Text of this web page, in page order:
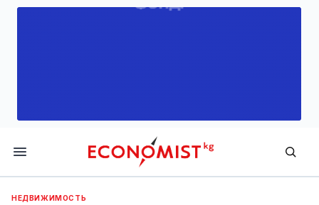
Economist.kg
НЕДВИЖИМОСТЬ